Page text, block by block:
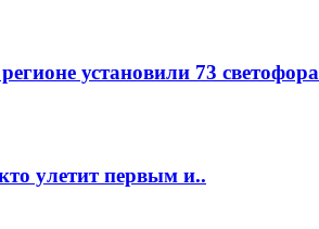
установили 73 светофора
улетит первым и..